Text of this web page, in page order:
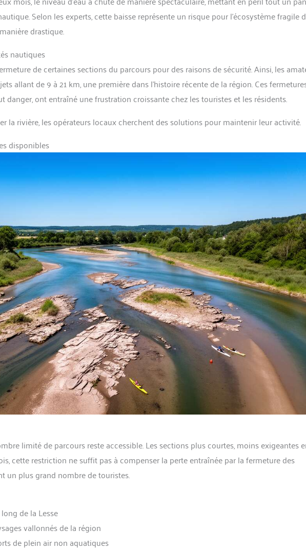
Selon les experts, cette baisse représente un risque pour l’écosystème fragile
drastique.
nautiques
de certaines sections du parcours pour des raisons de sécurité. Ainsi, les
allant de 9 à 21 km, une première dans l’histoire récente de la région. Ces
ont entraîné une frustration croissante chez les touristes et les résidents.
la rivière, les opérateurs locaux cherchent des solutions pour maintenir leur activité.
disponibles
limité de parcours reste accessible. Les sections plus courtes, moins exigeantes
cette restriction ne suffit pas à compenser la perte entraînée par la fermeture des
un plus grand nombre de touristes.
de la Lesse
vallonnés de la région
de plein air non aquatiques